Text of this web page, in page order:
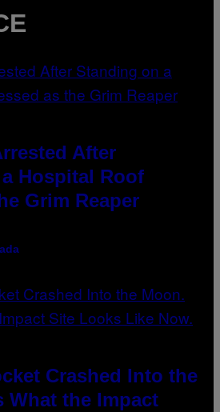
After
Hospital Roof
Grim Reaper
Crashed Into the
What the Impact